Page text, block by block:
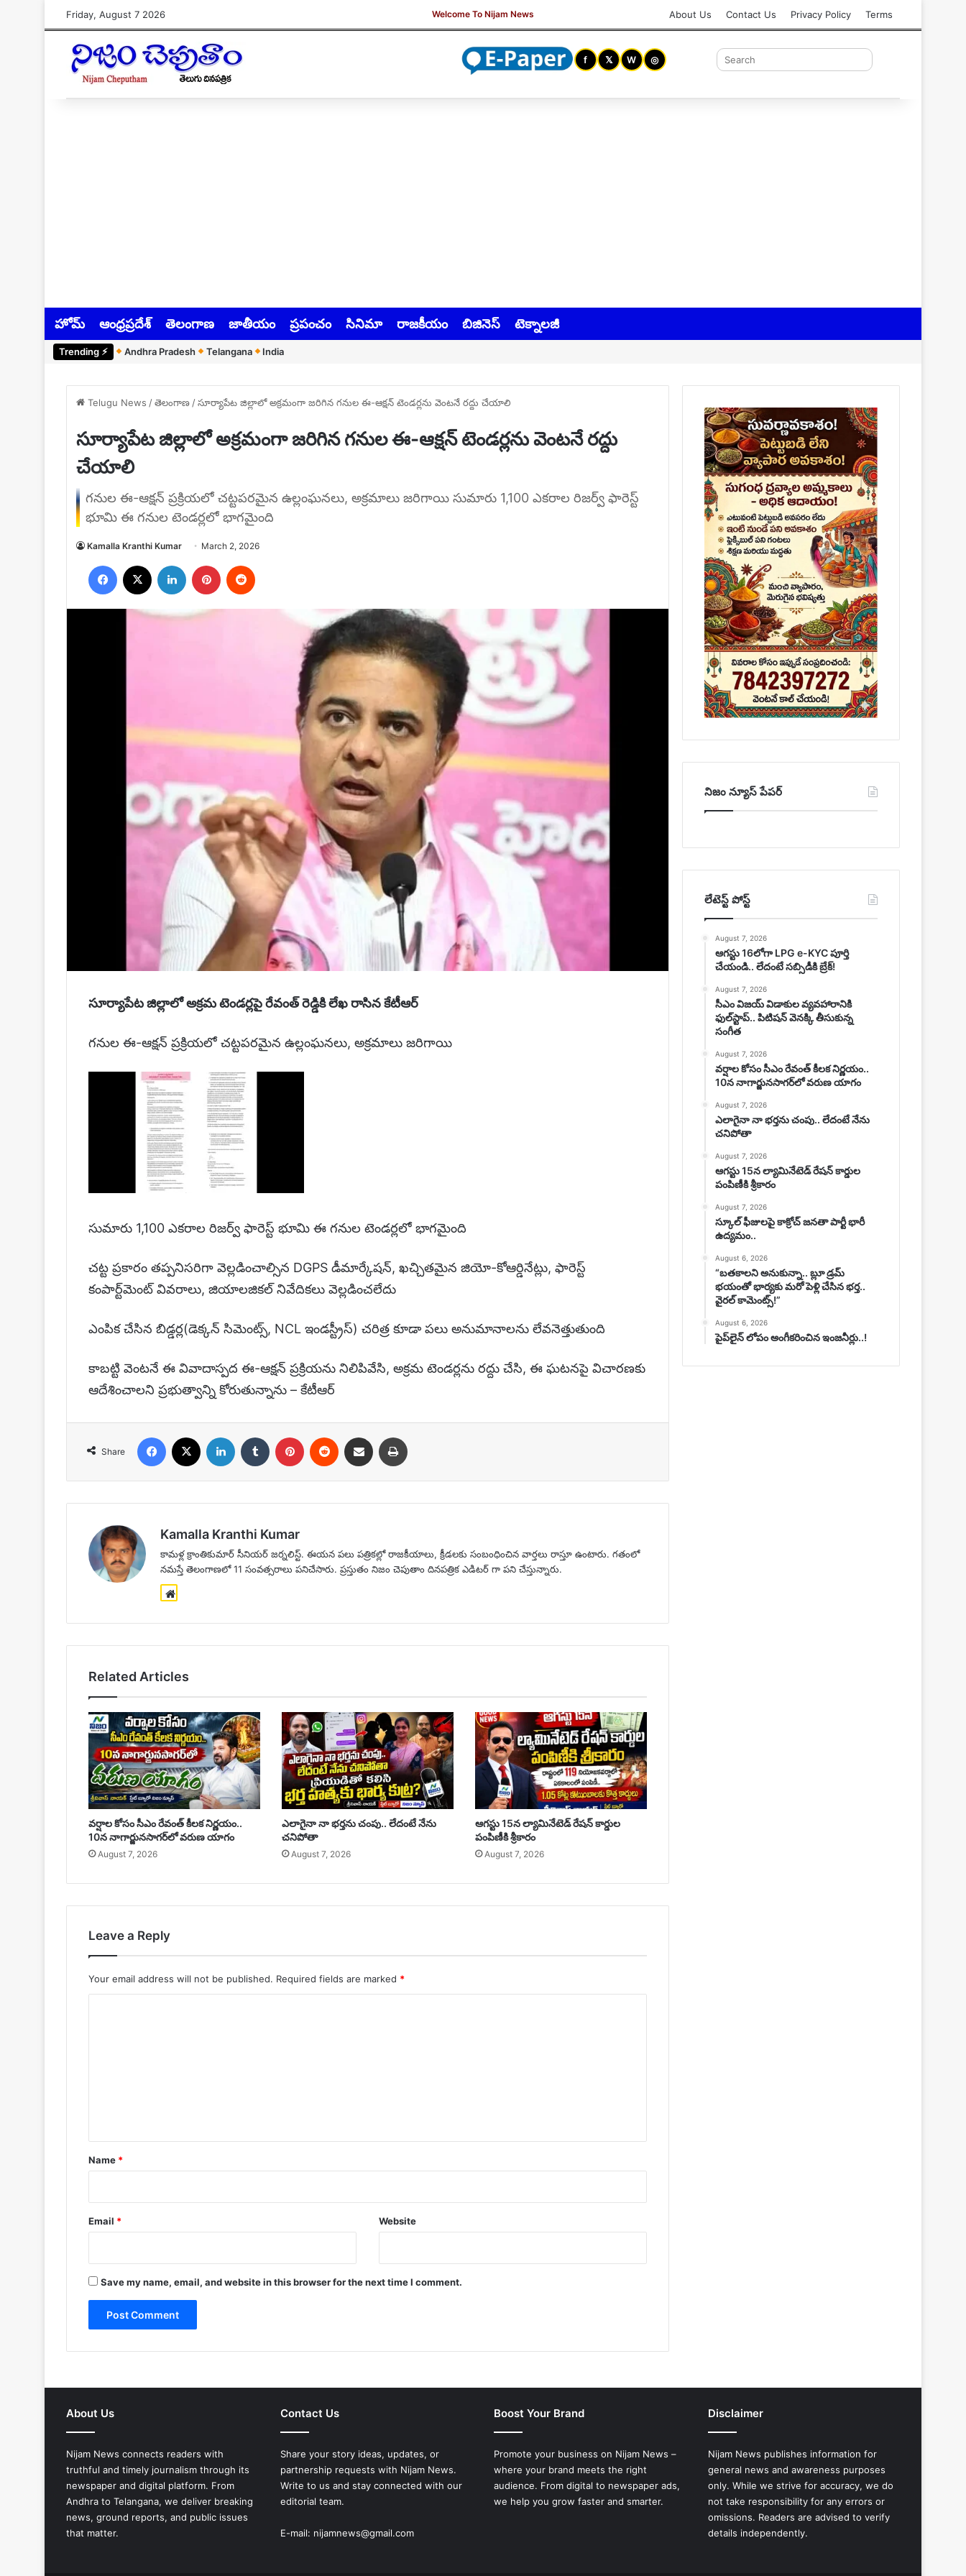
Friday, August 7 2026 About Us Contact Us Privacy Policy Terms
f 𝕏 W ◎
హోమ్ ఆంధ్రప్రదేశ్ తెలంగాణ జాతీయం ప్రపంచం సినిమా రాజకీయం బిజినెస్ టెక్నాలజీ
Trending ⚡︎ Andhra Pradesh Telangana India
Telugu News /తెలంగాణ /సూర్యాపేట జిల్లాలో అక్రమంగా జరిగిన గనుల ఈ-ఆక్షన్ టెండర్లను వెంటనే రద్దు చేయాలి
సూర్యాపేట జిల్లాలో అక్రమంగా జరిగిన గనుల ఈ-ఆక్షన్ టెండర్లను వెంటనే రద్దు
చేయాలి
గనుల ఈ-ఆక్షన్ ప్రక్రియలో చట్టపరమైన ఉల్లంఘనలు, అక్రమాలు జరిగాయి సుమారు 1,100 ఎకరాల రిజర్వ్ ఫారెస్ట్
భూమి ఈ గనుల టెండర్లలో భాగమైంది
Kamalla Kranthi Kumar March 2, 2026
Facebook LinkedIn Pinterest
సూర్యాపేట జిల్లాలో అక్రమ టెండర్లపై రేవంత్ రెడ్డికి లేఖ రాసిన కేటీఆర్
గనుల ఈ-ఆక్షన్ ప్రక్రియలో చట్టపరమైన ఉల్లంఘనలు, అక్రమాలు జరిగాయి
సుమారు 1,100 ఎకరాల రిజర్వ్ ఫారెస్ట్ భూమి ఈ గనుల టెండర్లలో భాగమైంది
చట్ట ప్రకారం తప్పనిసరిగా వెల్లడించాల్సిన DGPS డీమార్కేషన్, ఖచ్చితమైన జియో-కోఆర్డినేట్లు, ఫారెస్ట్
కంపార్ట్‌మెంట్ వివరాలు, జియాలజికల్ నివేదికలు వెల్లడించలేదు
ఎంపిక చేసిన బిడ్డర్ల(డెక్కన్ సిమెంట్స్, NCL ఇండస్ట్రీస్) చరిత్ర కూడా పలు అనుమానాలను లేవనెత్తుతుంది
కాబట్టి వెంటనే ఈ వివాదాస్పద ఈ-ఆక్షన్ ప్రక్రియను నిలిపివేసి, అక్రమ టెండర్లను రద్దు చేసి, ఈ ఘటనపై విచారణకు
ఆదేశించాలని ప్రభుత్వాన్ని కోరుతున్నాను – కేటీఆర్
Share
Facebook LinkedIn Tumblr Pinterest Reddit Share via Email
Kamalla Kranthi Kumar
కామళ్ల క్రాంతికుమార్ సీనియర్ జర్నలిస్ట్. ఈయన పలు పత్రికల్లో రాజకీయాలు, క్రీడలకు సంబంధించిన వార్తలు రాస్తూ ఉంటారు. గతంలో
నమస్తే తెలంగాణలో 11 సంవత్సరాలు పనిచేసారు. ప్రస్తుతం నిజం చెపుతాం దినపత్రిక ఎడిటర్ గా పని చేస్తున్నారు.
Related Articles
వర్షాల కోసం సీఎం రేవంత్ కీలక నిర్ణయం..
10న నాగార్జునసాగర్‌లో వరుణ యాగం
August 7, 2026
ఎలాగైనా నా భర్తను చంపు.. లేదంటే నేను
చనిపోతా
August 7, 2026
ఆగస్టు 15న ల్యామినేటెడ్ రేషన్ కార్డుల
పంపిణీకి శ్రీకారం
August 7, 2026
Leave a Reply
Your email address will not be published. Required fields are marked *
*
Name *
Email * Website
Save my name, email, and website in this browser for the next time I comment.
నిజం న్యూస్ పేపర్
లేటెస్ట్ పోస్ట్
August 7, 2026
ఆగస్టు 16లోగా LPG e-KYC పూర్తి
చేయండి.. లేదంటే సబ్సిడీకి బ్రేక్!
August 7, 2026
సీఎం విజయ్‌ విడాకుల వ్యవహారానికి
ఫుల్‌స్టాప్‌.. పిటిషన్‌ వెనక్కి తీసుకున్న
సంగీత
August 7, 2026
వర్షాల కోసం సీఎం రేవంత్ కీలక నిర్ణయం..
10న నాగార్జునసాగర్‌లో వరుణ యాగం
August 7, 2026
ఎలాగైనా నా భర్తను చంపు.. లేదంటే నేను
చనిపోతా
August 7, 2026
ఆగస్టు 15న ల్యామినేటెడ్ రేషన్ కార్డుల
పంపిణీకి శ్రీకారం
August 7, 2026
స్కూల్ ఫీజులపై కాక్రోచ్ జనతా పార్టీ భారీ
ఉద్యమం..
August 6, 2026
“బతకాలని అనుకున్నా.. బ్లూ డ్రమ్
భయంతో భార్యకు మరో పెళ్లి చేసిన భర్త..
వైరల్ కామెంట్స్!”
August 6, 2026
పైప్‌లైన్ లోపం అంగీకరించిన ఇంజనీర్లు..!
About Us
Nijam News connects readers with
truthful and timely journalism through its
newspaper and digital platform. From
Andhra to Telangana, we deliver breaking
news, ground reports, and public issues
that matter.
Contact Us
Share your story ideas, updates, or
partnership requests with Nijam News.
Write to us and stay connected with our
editorial team.
E-mail: nijamnews@gmail.com
Boost Your Brand
Promote your business on Nijam News –
where your brand meets the right
audience. From digital to newspaper ads,
we help you grow faster and smarter.
Disclaimer
Nijam News publishes information for
general news and awareness purposes
only. While we strive for accuracy, we do
not take responsibility for any errors or
omissions. Readers are advised to verify
details independently.